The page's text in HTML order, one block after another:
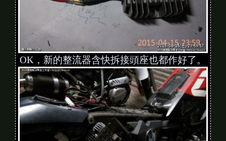
OK，新的整流器含快拆接頭座也都作好了。